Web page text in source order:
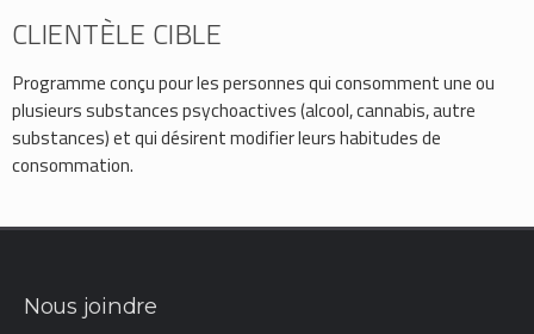
CLIENTÈLE CIBLE
Programme conçu pour les personnes qui consomment une ou
plusieurs substances psychoactives (alcool, cannabis, autre
substances) et qui désirent modifier leurs habitudes de
consommation.
Nous joindre